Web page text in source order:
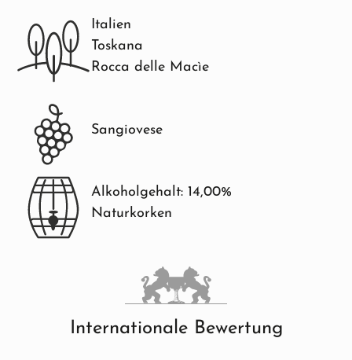
Italien
Toskana
Rocca delle Macìe
Sangiovese
Alkoholgehalt: 14,00%
Naturkorken
Internationale Bewertung